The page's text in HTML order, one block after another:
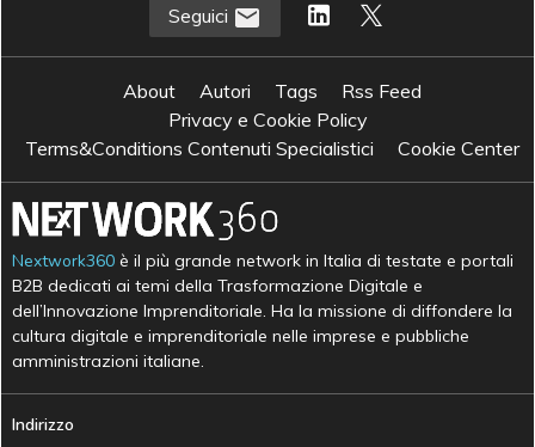
Seguici
About Autori Tags
Rss Feed
Privacy e Cookie Policy
Terms&Conditions Contenuti Specialistici
Cookie Center
Nextwork360 è il più grande network in Italia di testate e portali
B2B dedicati ai temi della Trasformazione Digitale e
dell’Innovazione Imprenditoriale. Ha la missione di diffondere la
cultura digitale e imprenditoriale nelle imprese e pubbliche
amministrazioni italiane.
Indirizzo